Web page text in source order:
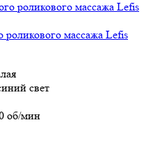
массажа Lefis
свет
об/мин